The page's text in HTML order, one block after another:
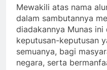
Mewakili atas nama
dalam sambutannya
diadakannya Munas
keputusan-keputusan
semuanya, bagi
negara, serta